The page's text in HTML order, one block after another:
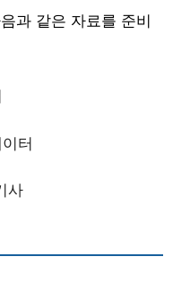
과 같은 자료를 준비
터
사